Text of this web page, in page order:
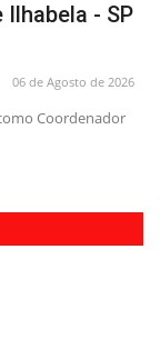
- SP
06 de Agosto de 2026
Coordenador